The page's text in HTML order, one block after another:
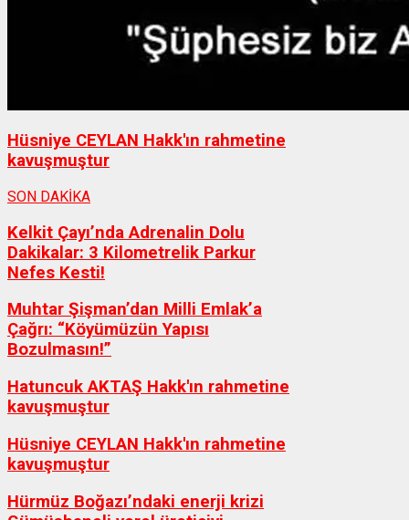
Hüsniye CEYLAN Hakk'ın rahmetine
kavuşmuştur
SON DAKİKA
Kelkit Çayı’nda Adrenalin Dolu
Dakikalar: 3 Kilometrelik Parkur
Nefes Kesti!
Muhtar Şişman’dan Milli Emlak’a
Çağrı: “Köyümüzün Yapısı
Bozulmasın!”
Hatuncuk AKTAŞ Hakk'ın rahmetine
kavuşmuştur
Hüsniye CEYLAN Hakk'ın rahmetine
kavuşmuştur
Hürmüz Boğazı’ndaki enerji krizi